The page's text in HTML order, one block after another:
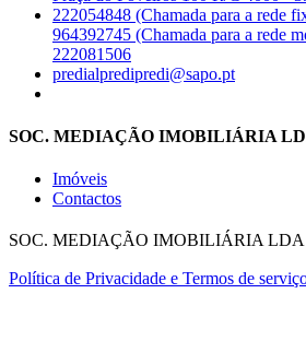
222054848 (Chamada para a rede
964392745 (Chamada para a rede
222081506
predialpredipredi@sapo.pt
SOC. MEDIAÇÃO IMOBILIÁRIA
Imóveis
Contactos
SOC. MEDIAÇÃO IMOBILIÁRIA LDA
Política de Privacidade e Termos de